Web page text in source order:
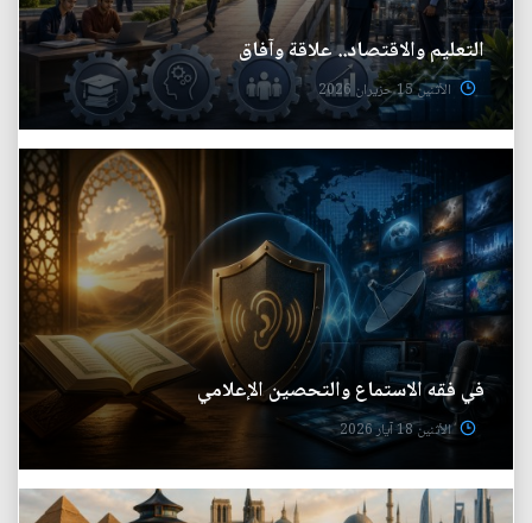
التعليم والاقتصاد.. علاقة وآفاق
الأثنين 15 حزيران 2026
في فقه الاستماع والتحصين الإعلامي
الأثنين 18 آيار 2026